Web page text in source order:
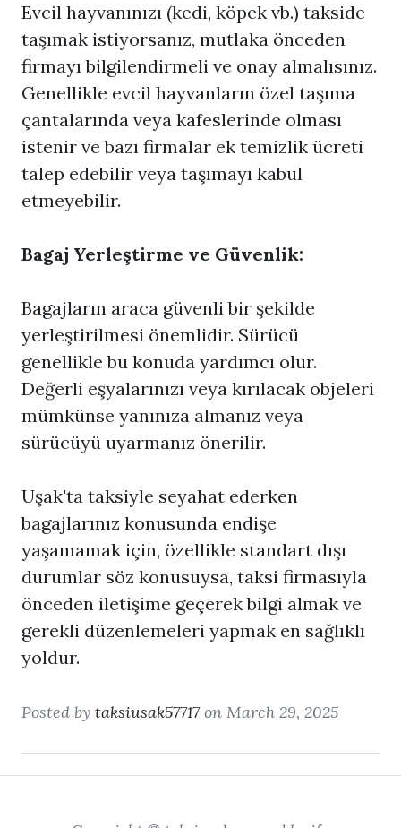
Evcil hayvanınızı (kedi, köpek vb.) takside
taşımak istiyorsanız, mutlaka önceden
firmayı bilgilendirmeli ve onay almalısınız.
Genellikle evcil hayvanların özel taşıma
çantalarında veya kafeslerinde olması
istenir ve bazı firmalar ek temizlik ücreti
talep edebilir veya taşımayı kabul
etmeyebilir.
Bagaj Yerleştirme ve Güvenlik:
Bagajların araca güvenli bir şekilde
yerleştirilmesi önemlidir. Sürücü
genellikle bu konuda yardımcı olur.
Değerli eşyalarınızı veya kırılacak objeleri
mümkünse yanınıza almanız veya
sürücüyü uyarmanız önerilir.
Uşak'ta taksiyle seyahat ederken
bagajlarınız konusunda endişe
yaşamamak için, özellikle standart dışı
durumlar söz konusuysa, taksi firmasıyla
önceden iletişime geçerek bilgi almak ve
gerekli düzenlemeleri yapmak en sağlıklı
yoldur.
Posted by taksiusak57717on March 29, 2025